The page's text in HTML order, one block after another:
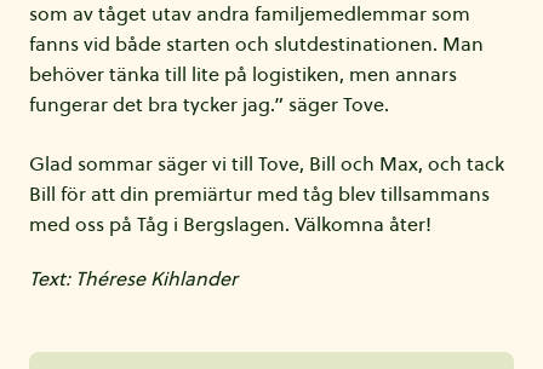
som av tåget utav andra familjemedlemmar som
fanns vid både starten och slutdestinationen. Man
behöver tänka till lite på logistiken, men annars
fungerar det bra tycker jag.” säger Tove.
Glad sommar säger vi till Tove, Bill och Max, och tack
Bill för att din premiärtur med tåg blev tillsammans
med oss på Tåg i Bergslagen. Välkomna åter!
Text: Thérese Kihlander